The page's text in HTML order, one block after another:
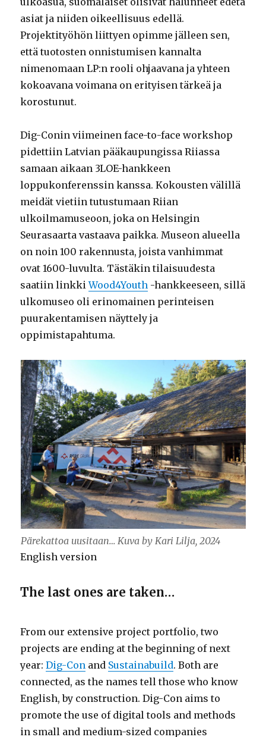
asiat ja niiden oikeellisuus edellä.
Projektityöhön liittyen opimme jälleen sen,
että tuotosten onnistumisen kannalta
nimenomaan LP:n rooli ohjaavana ja yhteen
kokoavana voimana on erityisen tärkeä ja
korostunut.
Dig-Conin viimeinen face-to-face workshop
pidettiin Latvian pääkaupungissa Riiassa
samaan aikaan 3LOE-hankkeen
loppukonferenssin kanssa. Kokousten välillä
meidät vietiin tutustumaan Riian
ulkoilmamuseoon, joka on Helsingin
Seurasaarta vastaava paikka. Museon alueella
on noin 100 rakennusta, joista vanhimmat
ovat 1600-luvulta. Tästäkin tilaisuudesta
saatiin linkkiWood4Youth -hankkeeseen, sillä
ulkomuseo oli erinomainen perinteisen
puurakentamisen näyttely ja
oppimistapahtuma.
Pärekattoa uusitaan… Kuva by Kari Lilja, 2024
English version
The last ones are taken…
From our extensive project portfolio, two
projects are ending at the beginning of next
year:Dig-Con and Sustainabuild. Both are
connected, as the names tell those who know
English, by construction. Dig-Con aims to
promote the use of digital tools and methods
in small and medium-sized companies